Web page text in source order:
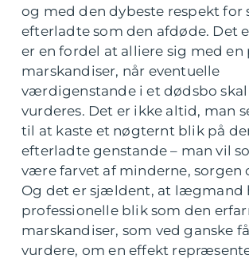
og med den dybeste respekt for
efterladte som den afdøde. Det
er en fordel at alliere sig med en
marskandiser, når eventuelle
værdigenstande i et dødsbo skal
vurderes. Det er ikke altid, man
til at kaste et nøgternt blik på
efterladte genstande – man vil
være farvet af minderne, sorgen
Og det er sjældent, at lægmand
professionelle blik som den
marskandiser, som ved ganske
vurdere, om en effekt